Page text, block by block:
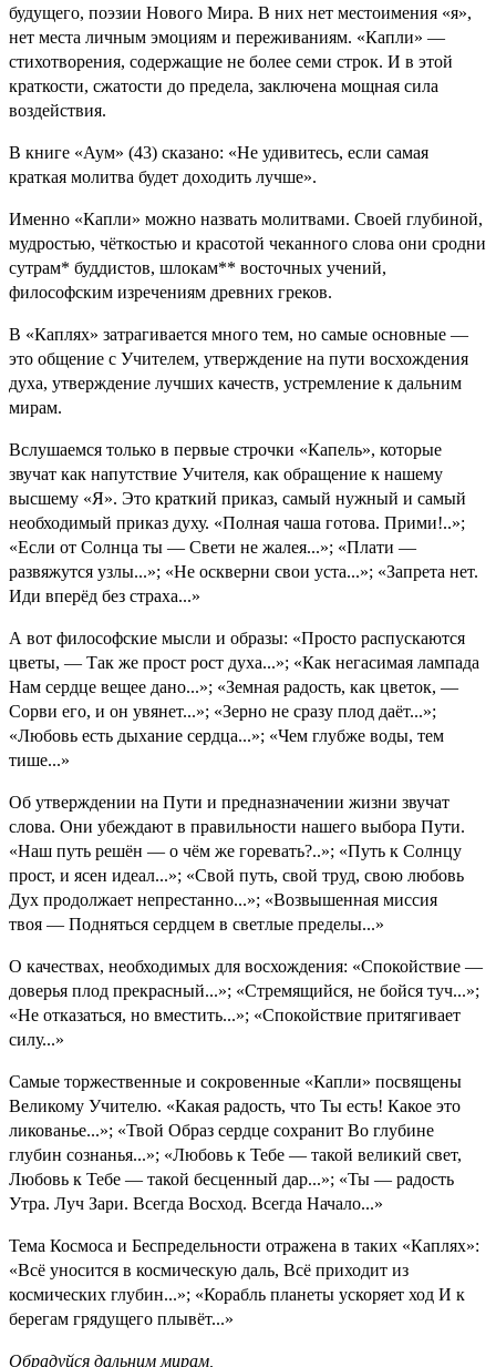
будущего, поэзии Нового Мира. В них нет местоимения «я»,
нет места личным эмоциям и переживаниям. «Капли» —
стихотворения, содержащие не более семи строк. И в этой
краткости, сжатости до предела, заключена мощная сила
воздействия.
В книге «Аум» (43) сказано: «Не удивитесь, если самая
краткая молитва будет доходить лучше».
Именно «Капли» можно назвать молитвами. Своей глубиной,
мудростью, чёткостью и красотой чеканного слова они сродни
сутрам* буддистов, шлокам** восточных учений,
философским изречениям древних греков.
В «Каплях» затрагивается много тем, но самые основные —
это общение с Учителем, утверждение на пути восхождения
духа, утверждение лучших качеств, устремление к дальним
мирам.
Вслушаемся только в первые строчки «Капель», которые
звучат как напутствие Учителя, как обращение к нашему
высшему «Я». Это краткий приказ, самый нужный и самый
необходимый приказ духу. «Полная чаша готова. Прими!..»;
«Если от Солнца ты — Свети не жалея...»; «Плати —
развяжутся узлы...»; «Не оскверни свои уста...»; «Запрета нет.
Иди вперёд без страха...»
А вот философские мысли и образы: «Просто распускаются
цветы, — Так же прост рост духа...»; «Как негасимая лампада
Нам сердце вещее дано...»; «Земная радость, как цветок, —
Сорви его, и он увянет...»; «Зерно не сразу плод даёт...»;
«Любовь есть дыхание сердца...»; «Чем глубже воды, тем
тише...»
Об утверждении на Пути и предназначении жизни звучат
слова. Они убеждают в правильности нашего выбора Пути.
«Наш путь решён — о чём же горевать?..»; «Путь к Солнцу
прост, и ясен идеал...»; «Свой путь, свой труд, свою любовь
Дух продолжает непрестанно...»; «Возвышенная миссия
твоя — Подняться сердцем в светлые пределы...»
О качествах, необходимых для восхождения: «Спокойствие —
доверья плод прекрасный...»; «Стремящийся, не бойся туч...»;
«Не отказаться, но вместить...»; «Спокойствие притягивает
силу...»
Самые торжественные и сокровенные «Капли» посвящены
Великому Учителю. «Какая радость, что Ты есть! Какое это
ликованье...»; «Твой Образ сердце сохранит Во глубине
глубин сознанья...»; «Любовь к Тебе — такой великий свет,
Любовь к Тебе — такой бесценный дар...»; «Ты — радость
Утра. Луч Зари. Всегда Восход. Всегда Начало...»
Тема Космоса и Беспредельности отражена в таких «Каплях»:
«Всё уносится в космическую даль, Всё приходит из
космических глубин...»; «Корабль планеты ускоряет ход И к
берегам грядущего плывёт...»
Обрадуйся дальним мирам,